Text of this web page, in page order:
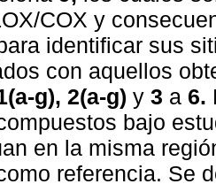
COX y
identificar sus
con aquellos
g), 2(a-g) y 3 a 6.
bajo
en la misma
referencia. Se